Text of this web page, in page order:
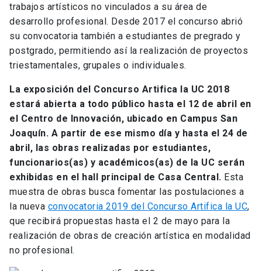
trabajos artísticos no vinculados a su área de
desarrollo profesional. Desde 2017 el concurso abrió
su convocatoria también a estudiantes de pregrado y
postgrado, permitiendo así la realización de proyectos
triestamentales, grupales o individuales.
La exposición del Concurso Artifica la UC 2018
estará abierta a todo público hasta el 12 de abril en
el Centro de Innovación, ubicado en Campus San
Joaquín. A partir de ese mismo día y hasta el 24 de
abril, las obras realizadas por estudiantes,
funcionarios(as) y académicos(as) de la UC serán
exhibidas en el hall principal de Casa Central. Esta
muestra de obras busca fomentar las postulaciones a
la nueva convocatoria 2019 del Concurso Artifica la UC,
que recibirá propuestas hasta el 2 de mayo para la
realización de obras de creación artística en modalidad
no profesional.